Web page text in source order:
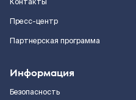
Пресс-центр
Партнерская программа
Информация
Безопасность